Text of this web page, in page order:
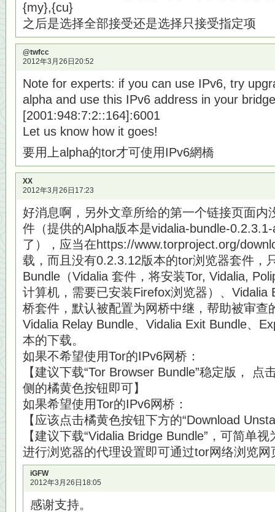
{my},{cu}
之后是选择全部接受还是选择只接受指定项
@twfcc
2012年3月26日20:52
Note for experts: if you can use IPv6, try
alpha and use this IPv6 address in your
[2001:948:7:2::164]:6001
Let us know how it goes!
要用上alpha的tor才可使用IPv6網橋
XX
2012年3月26日17:23
好消息啊，另外文章所给的第一个链接页面内
件（提供的Alpha版本是vidalia-bundle-
了），应当在https://www.torproject.org/
载，而且没有0.2.3.12版本的tor浏览器套件，
Bundle（Vidalia 套件，将安装Tor, Vidalia,
计算机，需要已安装Firefox浏览器）、Vidalia
桥套件，默认被配置为网桥中继，帮助被审查
Vidalia Relay Bundle、Vidalia Exit Bundle、
本的下载。
如果不希望使用Tor的IPv6网桥：
【建议下载“Tor Browser Bundle”稳定版， 点
侧的橘黄色按钮即可】
如果希望使用Tor的IPv6网桥：
【应该点击橘黄色按钮下方的“Download
【建议下载“Vidalia Bridge Bundle”，可简单
进行浏览器的代理设置即可通过tor网络浏览网
iGFW
2012年3月26日18:05
感谢支持。